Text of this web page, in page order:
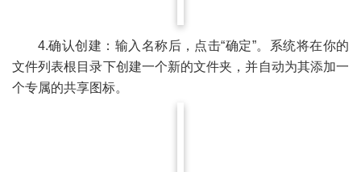
4.确认创建：输入名称后，点击“确定”。系统将在你的
文件列表根目录下创建一个新的文件夹，并自动为其添加一
个专属的共享图标。